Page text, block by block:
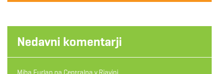
Nedavni komentarji